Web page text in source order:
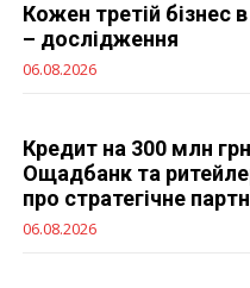
Кожен третій бізнес
– дослідження
06.08.2026
Кредит на 300 млн
Ощадбанк та
про стратегічне
06.08.2026